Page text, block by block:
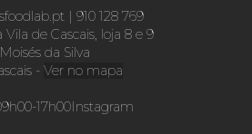
| 910 128 769
de Cascais, loja 8 e 9
da Silva
-Ver no mapa
17h00Instagram